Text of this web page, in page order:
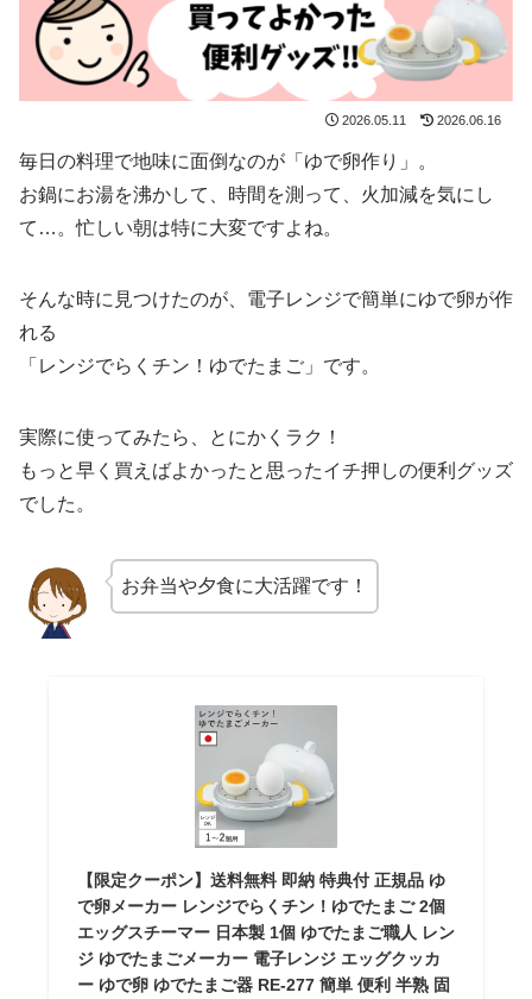
2026.05.11 2026.06.16
毎日の料理で地味に面倒なのが「ゆで卵作り」。
お鍋にお湯を沸かして、時間を測って、火加減を気にし
て…。忙しい朝は特に大変ですよね。
そんな時に見つけたのが、電子レンジで簡単にゆで卵が作
れる
「レンジでらくチン！ゆでたまご」です。
実際に使ってみたら、とにかくラク！
もっと早く買えばよかったと思ったイチ押しの便利グッズ
でした。
お弁当や夕食に大活躍です！
【限定クーポン】送料無料 即納 特典付 正規品 ゆ
で卵メーカー レンジでらくチン！ゆでたまご 2個
エッグスチーマー 日本製 1個 ゆでたまご職人 レン
ジ ゆでたまごメーカー 電子レンジ エッグクッカ
ー ゆで卵 ゆでたまご器 RE-277 簡単 便利 半熟 固